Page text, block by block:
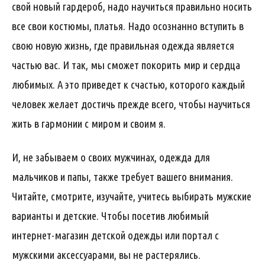
свой новый гардероб, надо научиться правильно носить
все свои костюмы, платья. Надо осознанно вступить в
свою новую жизнь, где правильная одежда является
частью вас. И так, мы сможет покорить мир и сердца
любимых. А это приведет к счастью, которого каждый
человек желает достичь прежде всего, чтобы научиться
жить в гармонии с миром и своим я.
И, не забываем о своих мужчинах, одежда для
мальчиков и папы, также требует вашего внимания.
Читайте, смотрите, изучайте, учитесь выбирать мужские
варианты и детские. Чтобы посетив любимый
интернет-магазин детской одежды или портал с
мужскими аксессуарами, вы не растерялись.